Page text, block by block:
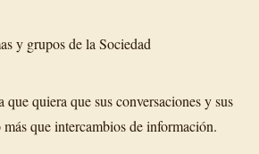
y grupos de la Sociedad
quiera que sus conversaciones y sus
más que intercambios de información.